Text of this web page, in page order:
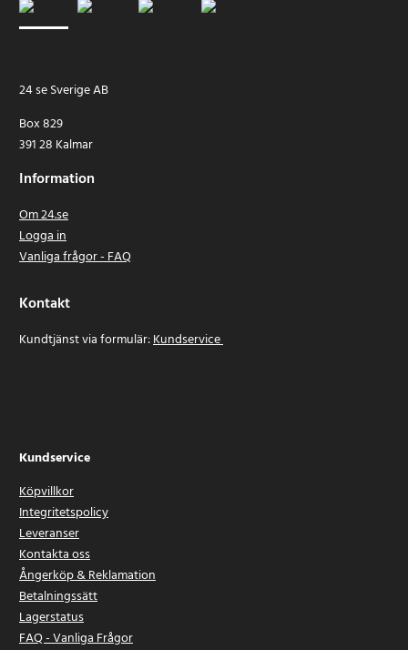
24 se Sverige AB
Box 829
391 28 Kalmar
Information
Om 24.se
Logga in
Vanliga frågor - FAQ
Kontakt
Kundtjänst via formulär:Kundservice
Kundservice
Köpvillkor
Integritetspolicy
Leveranser
Kontakta oss
Ångerköp & Reklamation
Betalningssätt
Lagerstatus
FAQ - Vanliga Frågor